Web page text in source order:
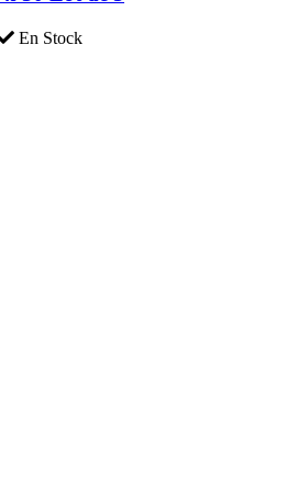
En Stock